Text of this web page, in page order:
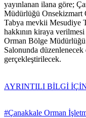
yayınlanan ilana göre;
Müdürlüğü Onsekizmart
Tabya mevkii Mesudiye
hakkının kiraya
Orman Bölge Müdürlüğü
Salonunda
gerçekleştirilecek.
AYRINTILI BİLGİ
#Çanakkale Orman